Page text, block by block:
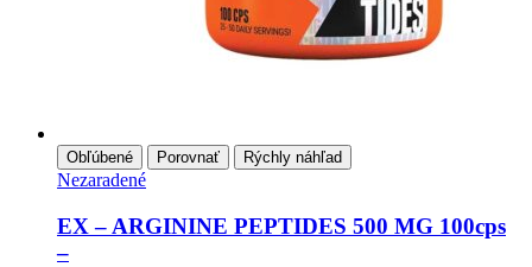
Obľúbené Porovnať Rýchly náhľad
Nezaradené
EX – ARGININE PEPTIDES 500 MG 100cps
–